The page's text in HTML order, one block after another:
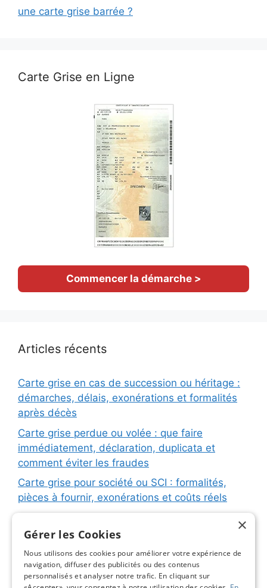
une carte grise barrée ?
Carte Grise en Ligne
Commencer la démarche >
Articles récents
Carte grise en cas de succession ou héritage :
démarches, délais, exonérations et formalités
après décès
Carte grise perdue ou volée : que faire
immédiatement, déclaration, duplicata et
comment éviter les fraudes
Carte grise pour société ou SCI : formalités,
pièces à fournir, exonérations et coûts réels
immatriculation, fiche d’identification, plaques
Changement de titulaire carte grise : étapes
détaillées, coûts réels et astuces pour éviter les
×
Gérer les Cookies
Nous utilisons des cookies pour améliorer votre expérience de
navigation, diffuser des publicités ou des contenus
personnalisés et analyser notre trafic. En cliquant sur